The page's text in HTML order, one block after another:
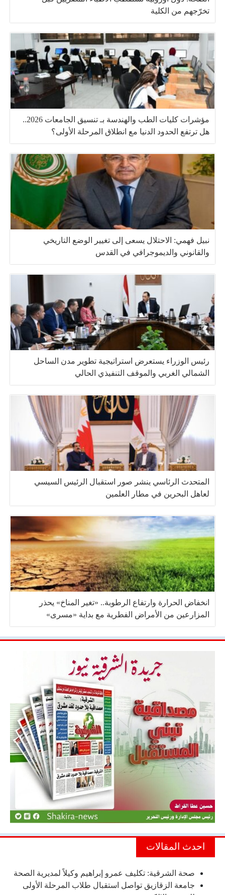
تخرّجهم من الكلية
مؤشرات كليات الطب والهندسة بـ تنسيق الجامعات 2026..
هل ترتفع الحدود الدنيا مع انطلاق المرحلة الأولى؟
نبيل فهمي: الاحتلال يسعى إلى تغيير الوضع التاريخي
والقانوني والديموجرافي في القدس
رئيس الوزراء يستعرض استراتيجية تطوير مدن الساحل
الشمالي الغربي والموقف التنفيذي الحالي
المتحدث الرئاسي ينشر صور استقبال الرئيس السيسي
لعاهل البحرين في مطار العلمين
انخفاض الحرارة وارتفاع الرطوبة.. «تغير المناخ» يحذر
المزارعين من الأمراض الفطرية مع بداية «مسرى»
احدث المقالات
صحة الشرقية: تكليف عمرو إبراهيم وكيلاً لمديرية الصحة
جامعة الزقازيق تواصل استقبال طلاب المرحلة الأولى